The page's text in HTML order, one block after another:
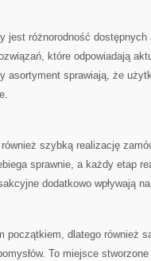
jest różnorodność dostępnych
które odpowiadają
asortyment sprawiają, że
szybką realizację
sprawnie, a każdy etap
dodatkowo wpływają
początkiem, dlatego również
To miejsce